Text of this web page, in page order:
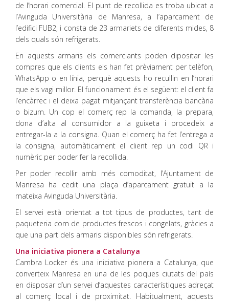
de l’horari comercial. El punt de recollida es troba ubicat a
l’Avinguda Universitària de Manresa, a l’aparcament de
l’edifici FUB2, i consta de 23 armariets de diferents mides, 8
dels quals són refrigerats.
En aquests armaris els comerciants poden dipositar les
compres que els clients els han fet prèviament per telèfon,
WhatsApp o en línia, perquè aquests ho recullin en l’horari
que els vagi millor. El funcionament és el següent: el client fa
l’encàrrec i el deixa pagat mitjançant transferència bancària
o bizum. Un cop el comerç rep la comanda, la prepara,
dona d’alta al consumidor a la guixeta i procedeix a
entregar-la a la consigna. Quan el comerç ha fet l’entrega a
la consigna, automàticament el client rep un codi QR i
numèric per poder fer la recollida.
Per poder recollir amb més comoditat, l’Ajuntament de
Manresa ha cedit una plaça d’aparcament gratuït a la
mateixa Avinguda Universitària.
El servei està orientat a tot tipus de productes, tant de
paqueteria com de productes frescos i congelats, gràcies a
que una part dels armaris disponibles són refrigerats.
Una iniciativa pionera a Catalunya
Cambra Locker és una iniciativa pionera a Catalunya, que
converteix Manresa en una de les poques ciutats del país
en disposar d’un servei d’aquestes característiques adreçat
al comerç local i de proximitat. Habitualment, aquests